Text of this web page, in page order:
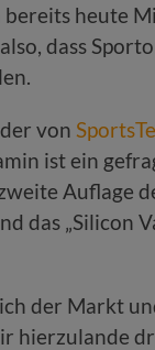
heute
dass
von
ist ein
Auflage
das „Silicon
der Markt
hierzulande